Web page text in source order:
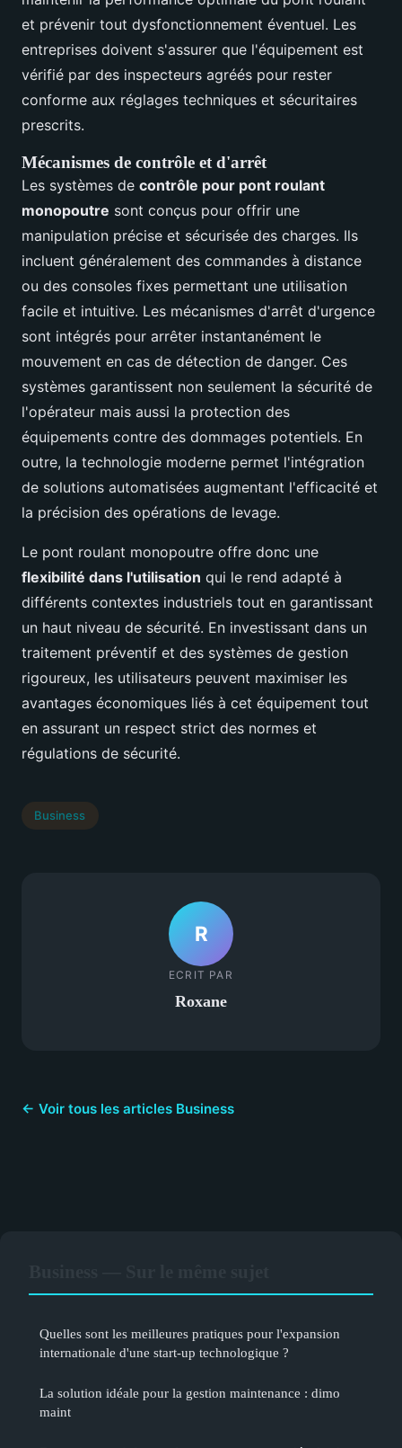
et prévenir tout dysfonctionnement éventuel. Les
entreprises doivent s'assurer que l'équipement est
vérifié par des inspecteurs agréés pour rester
conforme aux réglages techniques et sécuritaires
prescrits.
Mécanismes de contrôle et d'arrêt
Les systèmes de contrôle pour pont roulant
monopoutre sont conçus pour offrir une
manipulation précise et sécurisée des charges. Ils
incluent généralement des commandes à distance
ou des consoles fixes permettant une utilisation
facile et intuitive. Les mécanismes d'arrêt d'urgence
sont intégrés pour arrêter instantanément le
mouvement en cas de détection de danger. Ces
systèmes garantissent non seulement la sécurité de
l'opérateur mais aussi la protection des
équipements contre des dommages potentiels. En
outre, la technologie moderne permet l'intégration
de solutions automatisées augmentant l'efficacité et
la précision des opérations de levage.
Le pont roulant monopoutre offre donc une
flexibilité dans l'utilisation qui le rend adapté à
différents contextes industriels tout en garantissant
un haut niveau de sécurité. En investissant dans un
traitement préventif et des systèmes de gestion
rigoureux, les utilisateurs peuvent maximiser les
avantages économiques liés à cet équipement tout
en assurant un respect strict des normes et
régulations de sécurité.
Business
R
ECRIT PAR
Roxane
← Voir tous les articles Business
Quelles sont les meilleures pratiques pour l'expansion
internationale d'une start-up technologique ?
La solution idéale pour la gestion maintenance : dimo
maint